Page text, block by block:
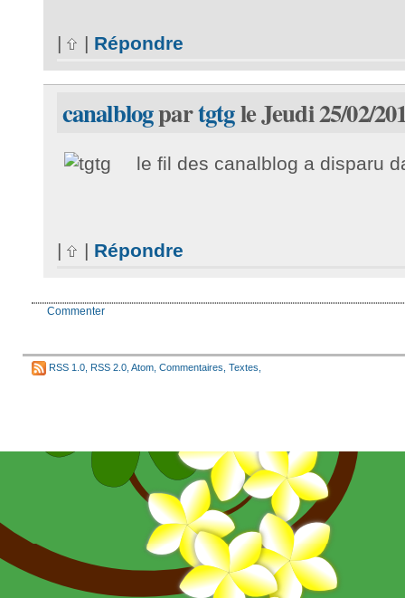
| | Répondre
canalblogpartgtgle Jeudi 25/02/
le fil des canalblog a disparu
| | Répondre
Commenter
RSS 1.0 RSS 2.0 Atom Commentaires Textes